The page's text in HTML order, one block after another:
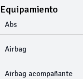
Equipamiento
Abs
Airbag
Airbag acompañante